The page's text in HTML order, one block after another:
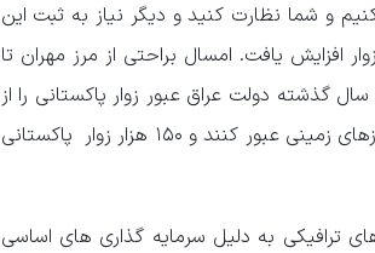
و شما نظارت کنید و دیگر نیاز به ثبت این
افزایش یافت. امسال براحتی از مرز مهران تا
عبور کنند. سال گذشته دولت عراق عبور زوار پاکستانی را از
مرز هوایی ممکن کرده بود اما امسال موافقت شد که آنها از مرزهای زمینی عبور کنند و ۱۵۰ هزار زوار پاکستانی
ترافیکی به دلیل سرمایه گذاری های اساسی